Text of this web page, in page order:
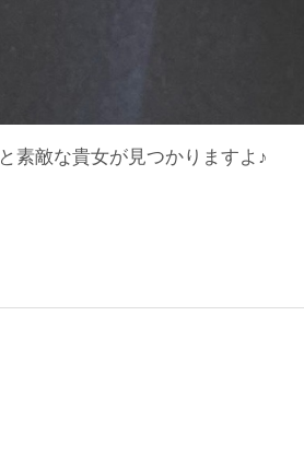
素敵な貴女が見つかりますよ♪